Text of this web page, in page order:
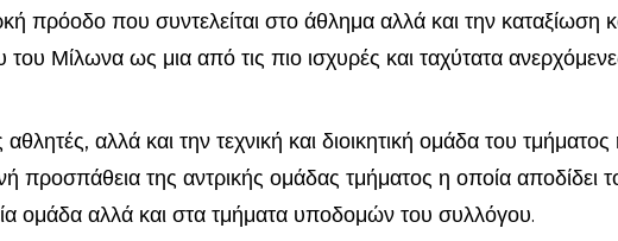
πρόοδο που συντελείται στο άθλημα αλλά και την καταξίωση
Μίλωνα ως μια από τις πιο ισχυρές και ταχύτατα
αλλά και την τεχνική και διοικητική ομάδα του
προσπάθεια της αντρικής ομάδας τμήματος η οποία αποδίδει
ομάδα αλλά και στα τμήματα υποδομών του συλλόγου.